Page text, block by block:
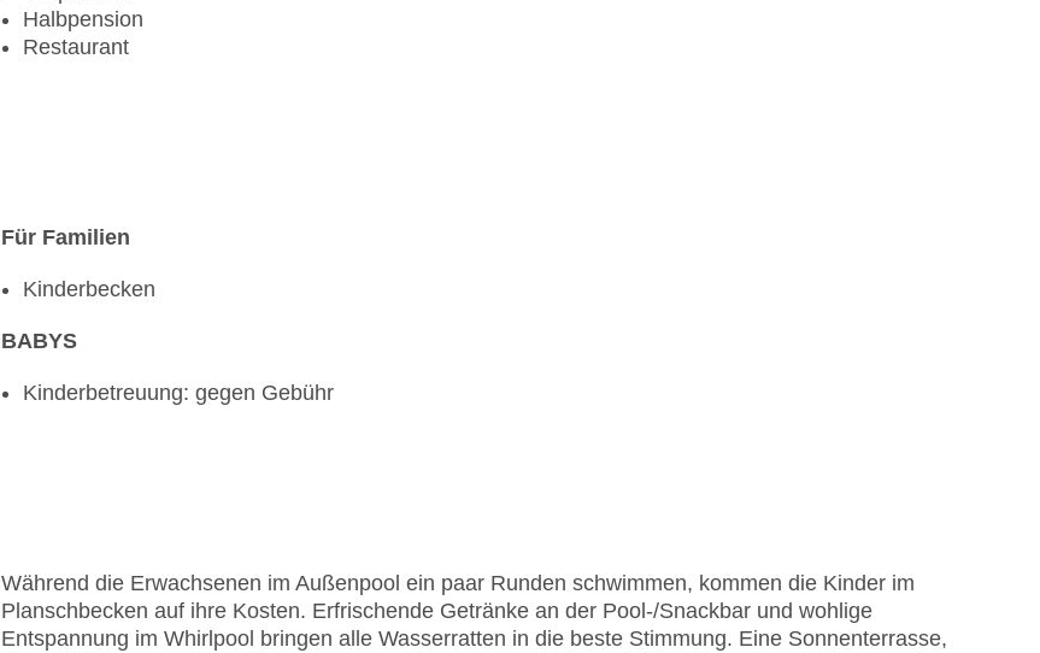
Halbpension
Restaurant
Für Familien
Kinderbecken
BABYS
Kinderbetreuung: gegen Gebühr
Während die Erwachsenen im Außenpool ein paar Runden schwimmen, kommen die Kinder im
Planschbecken auf ihre Kosten. Erfrischende Getränke an der Pool-/Snackbar und wohlige
Entspannung im Whirlpool bringen alle Wasserratten in die beste Stimmung. Eine Sonnenterrasse,